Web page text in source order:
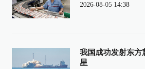
2026-08-05 14:38
我国成功发射东方
星